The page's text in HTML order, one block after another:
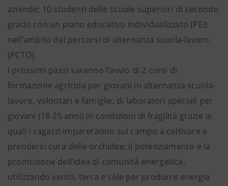
aziende; 10 studenti delle scuole superiori di secondo
grado con un piano educativo individualizzato (PEI)
nell’ambito dei percorsi di alternanza scuola-lavoro
(PCTO).
I prossimi passi saranno l’avvio di 2 corsi di
formazione agricola per giovani in alternanza scuola-
lavoro, volontari e famiglie; di laboratori speciali per
giovani (18-25 anni) in condizioni di fragilità grazie ai
quali i ragazzi impareranno sul campo a coltivare e
prendersi cura delle orchidee; il potenziamento e la
promozione dell’idea di comunità energetica,
utilizzando vento, terra e sole per produrre energia